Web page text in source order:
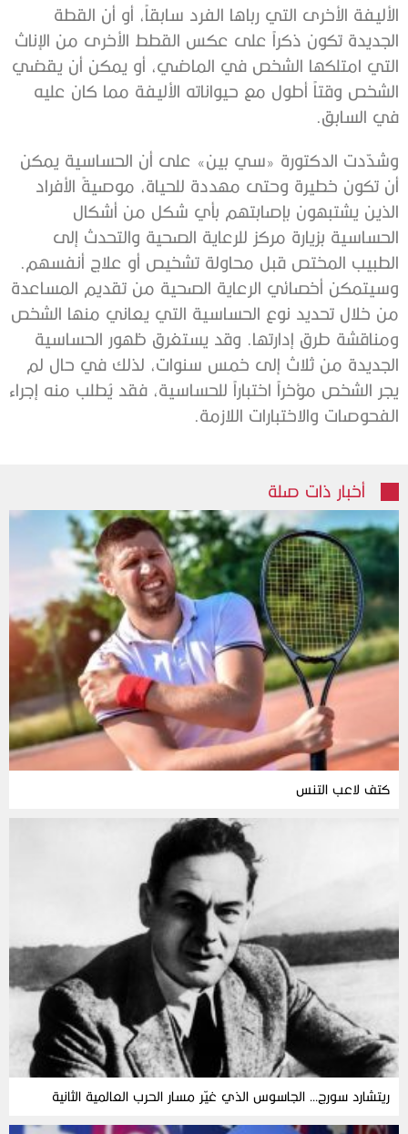
الأليفة الأخرى التي رباها الفرد سابقاً، أو أن القطة
الجديدة تكون ذكراً على عكس القطط الأخرى من الإناث
التي امتلكها الشخص في الماضي، أو يمكن أن يقضي
الشخص وقتاً أطول مع حيواناته الأليفة مما كان عليه
في السابق.
وشدّدت الدكتورة «سي بين» على أن الحساسية يمكن
أن تكون خطيرة وحتى مهددة للحياة، موصيةً الأفراد
الذين يشتبهون بإصابتهم بأي شكل من أشكال
الحساسية بزيارة مركز للرعاية الصحية والتحدث إلى
الطبيب المختص قبل محاولة تشخيص أو علاج أنفسهم.
وسيتمكن أخصائي الرعاية الصحية من تقديم المساعدة
من خلال تحديد نوع الحساسية التي يعاني منها الشخص
ومناقشة طرق إدارتها. وقد يستغرق ظهور الحساسية
الجديدة من ثلاث إلى خمس سنوات، لذلك في حال لم
يجر الشخص مؤخراً اختباراً للحساسية، فقد يُطلب منه إجراء
الفحوصات والاختبارات اللازمة.
أخبار ذات صلة
كتف لاعب التنس
ريتشارد سورج… الجاسوس الذي غيّر مسار الحرب العالمية الثانية